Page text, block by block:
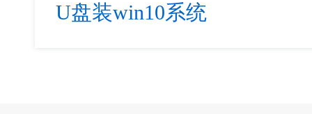
U盘装win10系统